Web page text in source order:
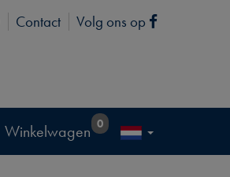
Contact Volg ons op Facebook
Winkelwagen 0